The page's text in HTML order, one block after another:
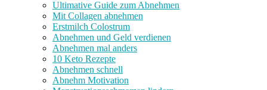
Ultimative Guide zum Abnehmen
Mit Collagen abnehmen
Erstmilch Colostrum
Abnehmen und Geld verdienen
Abnehmen mal anders
10 Keto Rezepte
Abnehmen schnell
Abnehm Motivation